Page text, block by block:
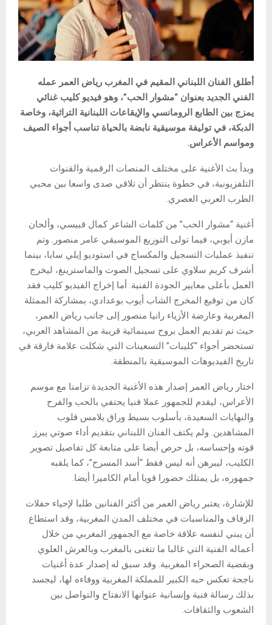
أطلق الفنان اللبناني المقيم في المغرب رياض العمر عمله
الفني الجديد بعنوان “مشوار الحب”، وهو فيديو كليب غنائي
يمزج بين الطابع الرومانسي والإيقاعات اللبنانية التراثية، وخاصة
الدبكة، في توليفة موسيقية نابضة بالحياة تناسب أجواء الصيف
ومواسم الأعراس.
وبدأ بث الأغنية على مختلف المنصات الرقمية والقنوات
التلفزيونية، في خطوة ينتظر أن تلاقي صدى واسعا بين محبي
الطرب العربي العصري.
أغنية “مشوار الحب” من كلمات الشاعر كمال قبيسي، وألحان
مازن أيوبي، فيما تولى التوزيع الموسيقي عامر منصور. وتم
تنفيذ عمليات التسجيل والمكساج في استوديو إيلي سابا، بينما
أشرف كريم سلاوي على تسجيل الصوت والماسترينغ، ليخرج
العمل بأعلى معايير الجودة الفنية. أما إخراج الفيديو كليب فقد
كان من توقيع المخرج الشاب أيوب بوعدادي، بمشاركة الممثلة
المغربية وعارضة الأزياء رانيا منصور إلى جانب رياض العمر،
حيث تم تقديم العمل بروح سينمائية قريبة من المشاهد العربي،
تستحضر أجواء “كليبات” التسعينات التي شكلت علامة فارقة في
تاريخ الفيديوهات الموسيقية بالمنطقة.
اختار رياض العمر إصدار هذه الأغنية الجديدة تزامنا مع موسم
الأعراس، ليقدم للجمهور عملا فنيا يحتفي بالحب والفرح
والنهايات السعيدة، بأسلوب بسيط وراق يلامس قلوب
المشاهدين. ولم يكتف الفنان اللبناني بتقديم أداء صوتي يبرز
قوته وإحساسه، بل حرص أيضا على متابعة كل تفاصيل تصوير
الكليب، ليبرهن أنه ليس فقط “أسد المسرح”، كما يلقبه
جمهوره، بل يمتلك حضورا قويا أمام الكاميرا أيضا.
للإشارة، يعتبر رياض العمر من أكثر الفنانين طلبا لإحياء حفلات
الزفاف والمناسبات في مختلف المدن المغربية، وقد استطاع
أن يبني لنفسه علاقة خاصة مع الجمهور المغربي من خلال
أعماله الفنية التي غالبا ما تتغنى بالمغرب وبالعرش العلوي
وبقضية الصحراء المغربية. وقد سبق له إصدار عدة أغنيات
ناجحة تعكس حبه الكبير للمملكة المغربية ووفاءه لها، ليجسد
بذلك رسالة فنية وإنسانية عنوانها الانفتاح والتواصل بين
الشعوب والثقافات.